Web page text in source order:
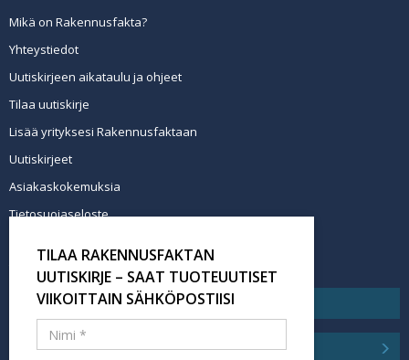
Mikä on Rakennusfakta?
Yhteystiedot
Uutiskirjeen aikataulu ja ohjeet
Tilaa uutiskirje
Lisää yrityksesi Rakennusfaktaan
Uutiskirjeet
Asiakaskokemuksia
Tietosuojaseloste
Tilaa uutiskirje
TILAA RAKENNUSFAKTAN
UUTISKIRJE – SAAT TUOTEUUTISET
VIIKOITTAIN SÄHKÖPOSTIISI